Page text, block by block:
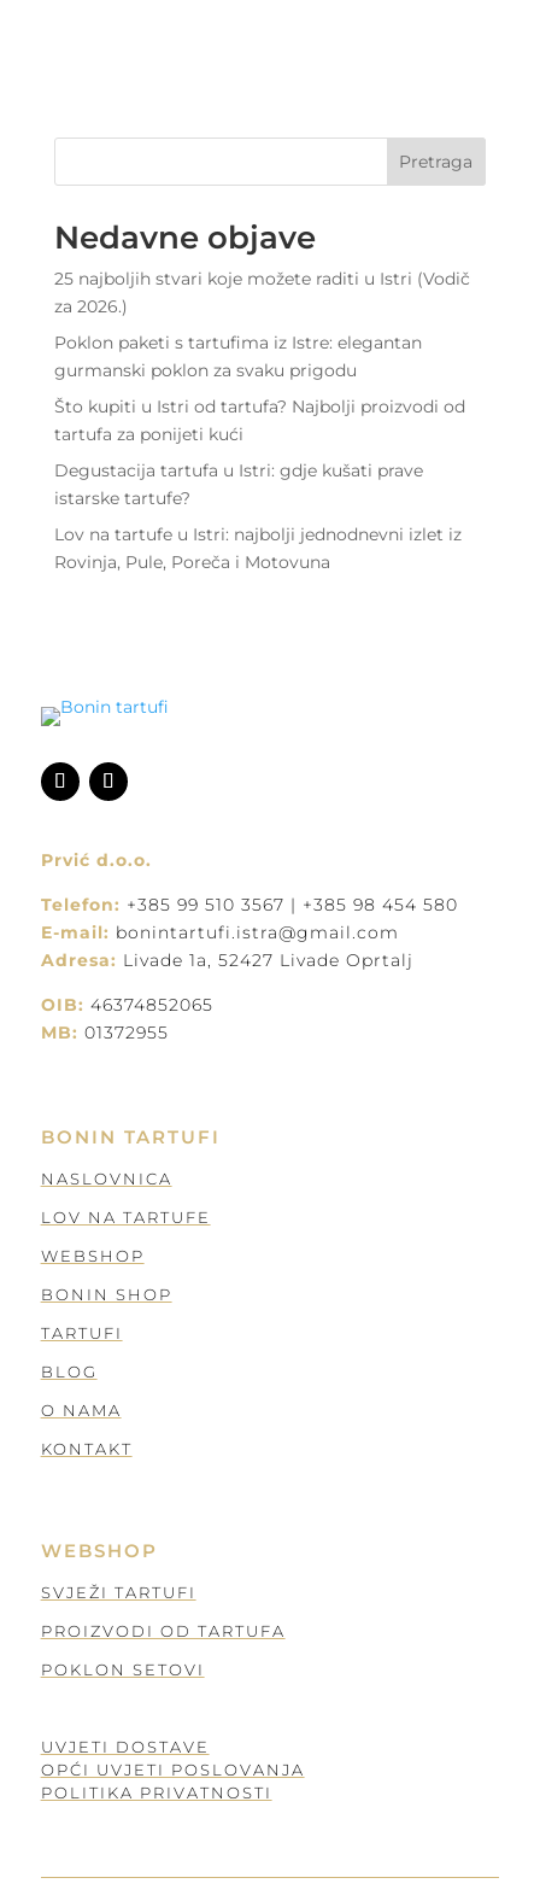
Pretraga
Nedavne objave
25 najboljih stvari koje možete raditi u Istri (Vodič
za 2026.)
Poklon paketi s tartufima iz Istre: elegantan
gurmanski poklon za svaku prigodu
Što kupiti u Istri od tartufa? Najbolji proizvodi od
tartufa za ponijeti kući
Degustacija tartufa u Istri: gdje kušati prave
istarske tartufe?
Lov na tartufe u Istri: najbolji jednodnevni izlet iz
Rovinja, Pule, Poreča i Motovuna
Prvić d.o.o.
Telefon: +385 99 510 3567 | +385 98 454 580
E-mail: bonintartufi.istra@gmail.com
Adresa: Livade 1a, 52427 Livade Oprtalj
OIB: 46374852065
MB: 01372955
BONIN TARTUFI
NASLOVNICA
LOV NA TARTUFE
WEBSHOP
BONIN SHOP
TARTUFI
BLOG
O NAMA
KONTAKT
WEBSHOP
SVJEŽI TARTUFI
PROIZVODI OD TARTUFA
POKLON SETOVI
UVJETI DOSTAVE
OPĆI UVJETI POSLOVANJA
POLITIKA PRIVATNOSTI